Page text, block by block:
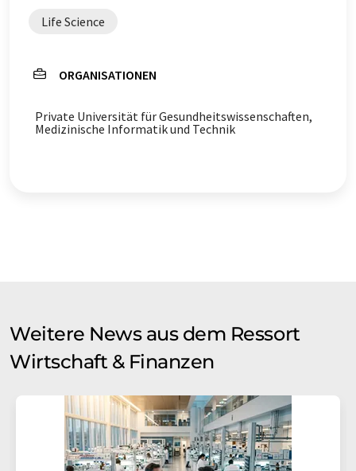
Life Science
ORGANISATIONEN
Private Universität für Gesundheitswissenschaften,
Medizinische Informatik und Technik
Weitere News aus dem Ressort
Wirtschaft & Finanzen